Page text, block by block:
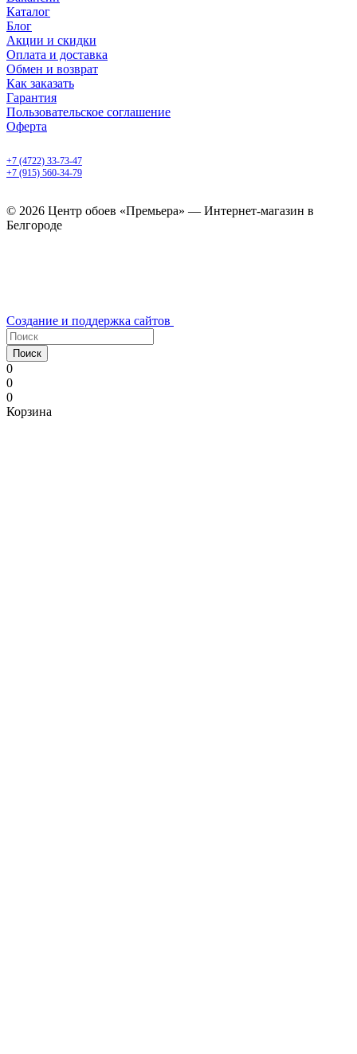
Каталог
Блог
Акции и скидки
Оплата и доставка
Обмен и возврат
Как заказать
Гарантия
Пользовательское соглашение
Оферта
+7 (4722) 33-73-47
+7 (915) 560-34-79
© 2026 Центр обоев «Премьера» — Интернет-магазин в
Белгороде
Создание и поддержка сайтов
Поиск
0
0
0
Корзина